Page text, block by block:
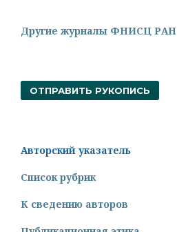
Другие журналы ФНИСЦ РАН
ОТПРАВИТЬ РУКОПИСЬ
Авторский указатель
Список рубрик
К сведению авторов